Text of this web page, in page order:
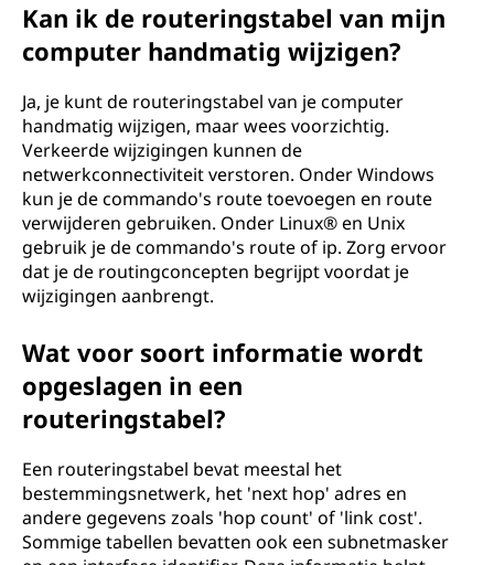
Kan ik de routeringstabel van mijn
computer handmatig wijzigen?
Ja, je kunt de routeringstabel van je computer
handmatig wijzigen, maar wees voorzichtig.
Verkeerde wijzigingen kunnen de
netwerkconnectiviteit verstoren. Onder Windows
kun je de commando's route toevoegen en route
verwijderen gebruiken. Onder Linux® en Unix
gebruik je de commando's route of ip. Zorg ervoor
dat je de routingconcepten begrijpt voordat je
wijzigingen aanbrengt.
Wat voor soort informatie wordt
opgeslagen in een
routeringstabel?
Een routeringstabel bevat meestal het
bestemmingsnetwerk, het 'next hop' adres en
andere gegevens zoals 'hop count' of 'link cost'.
Sommige tabellen bevatten ook een subnetmasker